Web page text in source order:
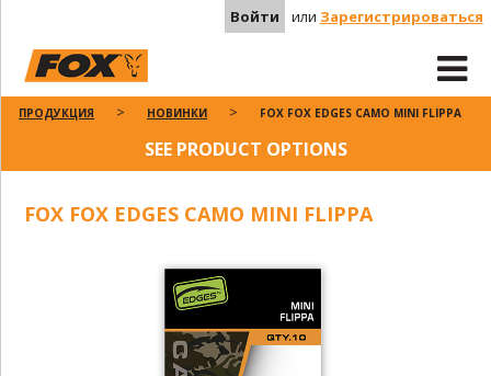
Войти или Зарегистрироваться
ПРОДУКЦИЯ НОВИНКИ FOX FOX EDGES CAMO MINI FLIPPA
SEE PRODUCT OPTIONS
FOX FOX EDGES CAMO MINI FLIPPA